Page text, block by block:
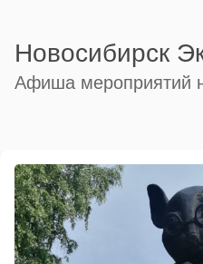
Новосибирск
Афиша мероприятий